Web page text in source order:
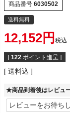
商品番号 6030502
送料無料
12,152 税込
[ 122 ポイント進呈 ]
送料込
★商品到着後はレビュ